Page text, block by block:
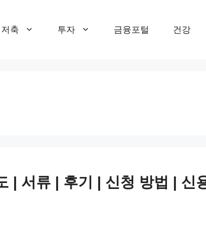
저축 투자 금융포털 건강
| 서류 | 후기 | 신청 방법 | 신